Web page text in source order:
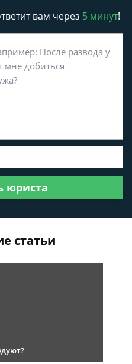
вам через 5 минут!
юриста
статьи